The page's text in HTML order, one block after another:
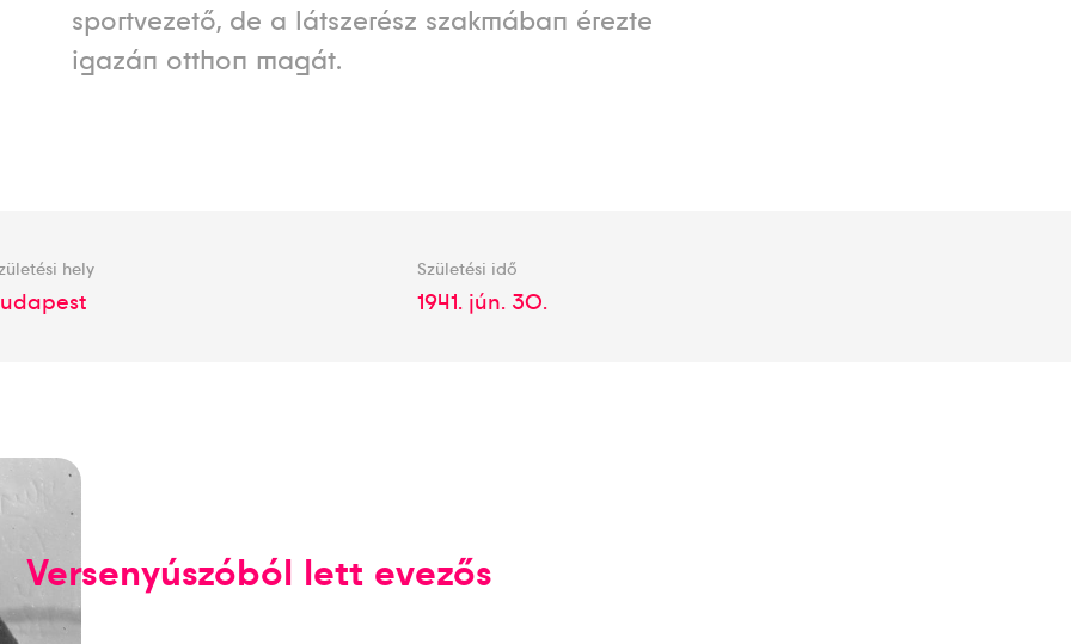
sportvezető, de a látszerész szakmában érezte
igazán otthon magát.
hely Születési idő
1941. jún. 30.
Versenyúszóból lett evezős